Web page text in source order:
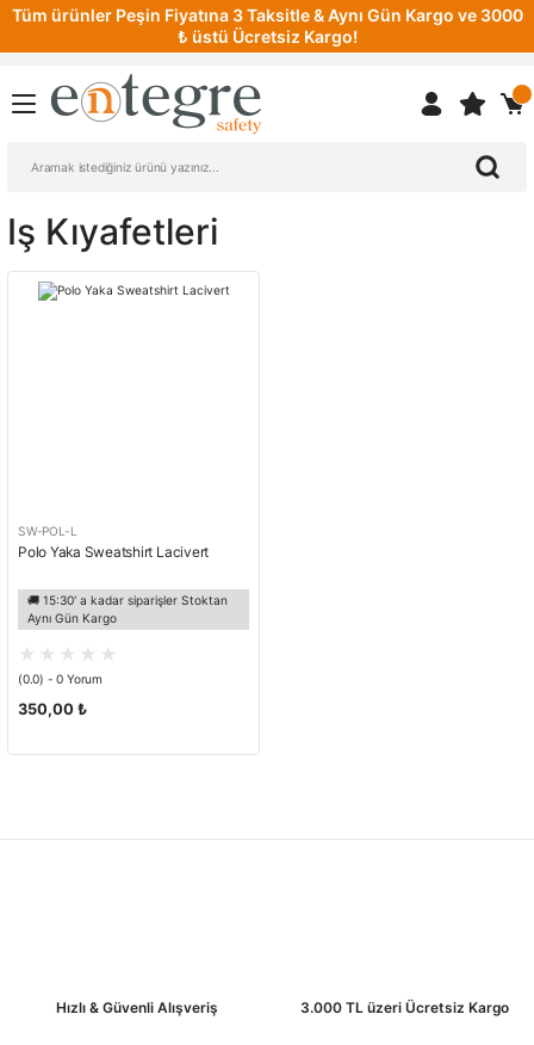
Tüm ürünler Peşin Fiyatına 3 Taksitle & Aynı Gün Kargo ve 3000
₺ üstü Ücretsiz Kargo!
Iş Kıyafetleri
SW-POL-L
Polo Yaka Sweatshirt Lacivert
🚚 15:30' a kadar siparişler Stoktan
Aynı Gün Kargo
(0.0) - 0 Yorum
350,00 ₺
Hızlı & Güvenli Alışveriş 3.000 TL üzeri Ücretsiz Kargo